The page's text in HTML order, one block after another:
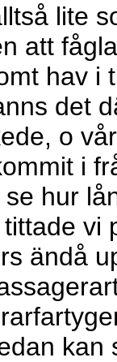
lite
att
hav i
det
o
i
se hur
vi
ändå
kan